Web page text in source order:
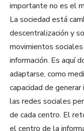
importante no es el
La sociedad está
descentralización y
movimientos
información. Es aquí
adaptarse, como
capacidad de
las redes sociales
de cada centro. El
el centro de la